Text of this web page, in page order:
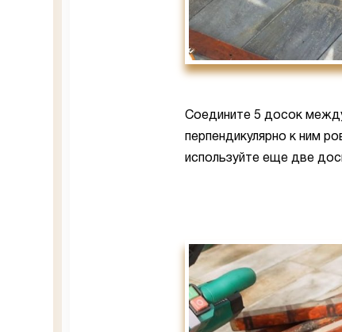
Соедините 5 досок
перпендикулярно к ним
используйте еще две